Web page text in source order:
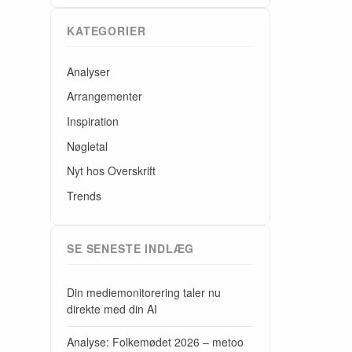
KATEGORIER
Analyser
Arrangementer
Inspiration
Nøgletal
Nyt hos Overskrift
Trends
SE SENESTE INDLÆG
Din mediemonitorering taler nu
direkte med din AI
Analyse: Folkemødet 2026 – metoo